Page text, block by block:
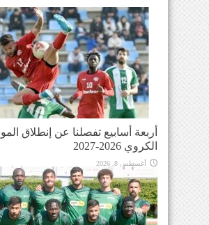
أربعة أسابيع تفصلنا عن إنطلاق
الكروي 2026-2027
أغسطس 8, 2026